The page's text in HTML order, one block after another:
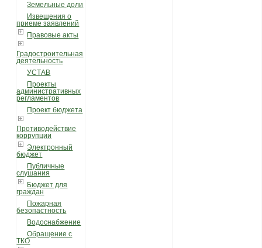
Земельные доли
Извещения о
приеме заявлений
Правовые акты
Градостроительная
деятельность
УСТАВ
Проекты
административных
регламентов
Проект бюджета
Противодействие
коррупции
Электронный
бюджет
Публичные
слушания
Бюджет для
граждан
Пожарная
безопастность
Водоснабжение
Обращение с
ТКО